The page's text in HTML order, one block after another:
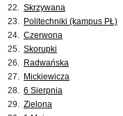
22. Skrzywana
23. Politechniki (kampus PŁ)
24. Czerwona
25. Skorupki
26. Radwańska
27. Mickiewicza
28. 6 Sierpnia
29. Zielona